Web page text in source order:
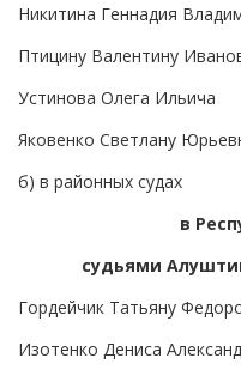
Никитина Геннадия
Птицину Валентину
Устинова Олега Ильича
Яковенко Светлану
б) в районных судах
в
судьями
Гордейчик Татьяну
Изотенко Дениса